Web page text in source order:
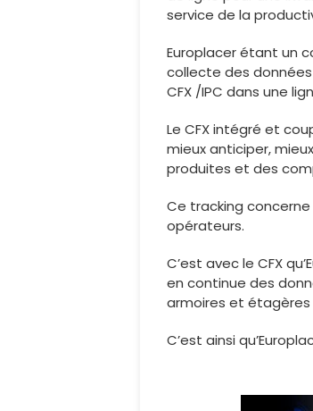
service de la
Europlacer étant un
collecte des
CFX /IPC dans une
Le CFX intégré et
mieux anticiper,
produites et des
Ce tracking
opérateurs.
C’est avec le CFX
en continue des
armoires et étagères
C’est ainsi